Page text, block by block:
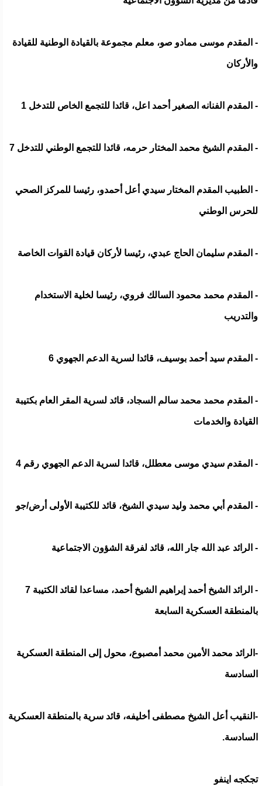
- المقدم موسى ممادو صو، معلم مجموعة بالقيادة الوطنية للقيادة
والأركان
- المقدم الفنانه الصغير أحمد اعل، قائدا للتجمع الخاص للتدخل 1
- المقدم الشيخ محمد المختار حرمه، قائدا للتجمع الوطني للتدخل 7
- الطبيب المقدم المختار سيدي أعل أحمدو، رئيسا للمركز الصحي
للحرس الوطني
- المقدم سليمان الحاج عبدي، رئيسا لأركان قيادة القوات الخاصة
- المقدم محمد محمود السالك فروي، رئيسا لخلية الاستخدام
والتدريب
- المقدم سيد أحمد بوسيف، قائدا لسرية الدعم الجهوي 6
- المقدم محمد محمد سالم السجاد، قائد لسرية المقر العام بكتيبة
القيادة والخدمات
- المقدم سيدي موسى معطلل، قائدا لسرية الدعم الجهوي رقم 4
- المقدم أبي محمد وليد سيدي الشيخ، قائد للكتيبة الأولى أرض/جو
- الرائد عبد الله جار الله، قائد لفرقة الشؤون الاجتماعية
- الرائد الشيخ أحمد إبراهيم الشيخ أحمد، مساعدا لقائد الكتيبة 7
بالمنطقة العسكرية السابعة
-الرائد محمد الأمين محمد أمصبوع، محول إلى المنطقة العسكرية
السادسة
-النقيب أعل الشيخ مصطفى أخليفه، قائد سرية بالمنطقة العسكرية
السادسة.
تجكجه اينفو